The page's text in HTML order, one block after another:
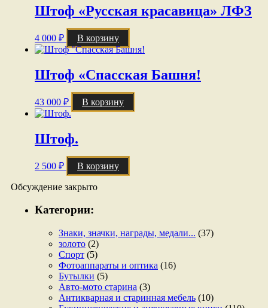
Штоф «Русская красавица» ЛФЗ
4 000 ₽ В корзину
Штоф «Спасская Башня!
43 000 ₽ В корзину
Штоф.
2 500 ₽ В корзину
Обсуждение закрыто
Категории:
Знаки, значки, награды, медали... (37)
золото (2)
Спорт (5)
Фотоаппараты и оптика (16)
Бутылки (5)
Авто-мото старина (3)
Антикварная и старинная мебель (10)